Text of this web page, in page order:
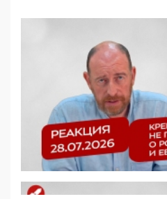
деятельность ИИТО
цифроглобалисты
повестку в образовании
09:43, 01 Июня 2026
5G за счет здоровья
отобрать у регионов и
защищать жилые дома и
05:58, 26 Мая 2026
Роскомнадзор освободили
деструктивным и опасным
07:39, 25 Мая 2026